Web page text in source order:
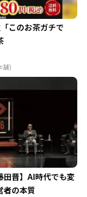
このお茶ガチで
舗)
田晋】AI時代でも変
者の本質